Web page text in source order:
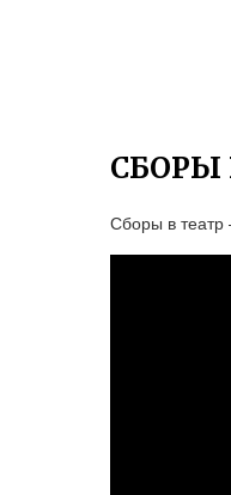
СБОРЫ
Сборы в